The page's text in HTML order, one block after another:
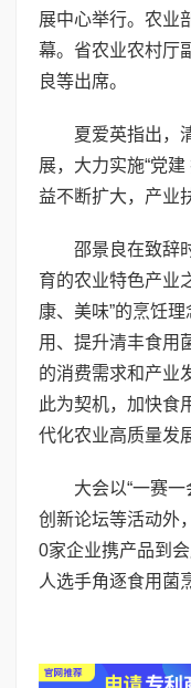
展中心举行。农业
幕。省农业农村厅
良等出席。
夏爱英指出，
展，大力实施“党
益不断扩大，产业
邵景良在致辞
育的农业特色产业
康、美味”的烹饪
用、提升清丰食用
的消费需求和产业
此为契机，加快食
代化农业高质量发
大会以“一赛
创新论坛等活动外
0家企业携产品到
人选手角逐食用菌